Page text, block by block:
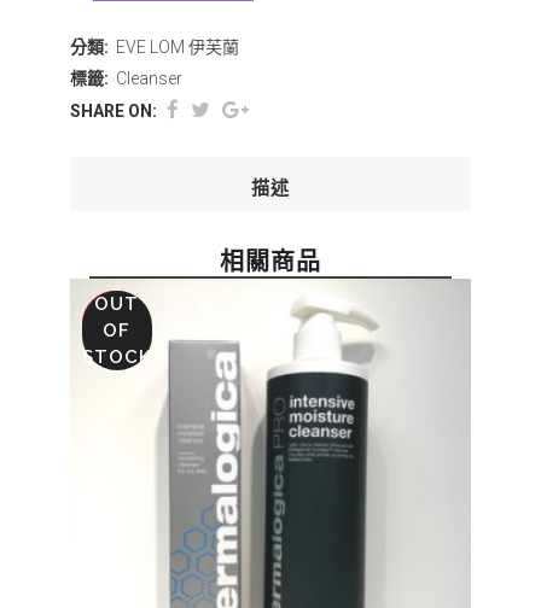
分類: EVE LOM 伊芙蘭
標籤: Cleanser
SHARE ON:
描述
相關商品
SALE
OUT
OF
STOCK